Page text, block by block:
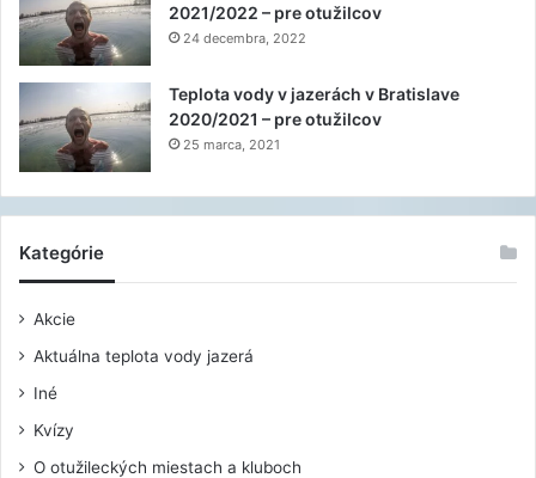
2021/2022 – pre otužilcov
24 decembra, 2022
Teplota vody v jazerách v Bratislave
2020/2021 – pre otužilcov
25 marca, 2021
Kategórie
Akcie
Aktuálna teplota vody jazerá
Iné
Kvízy
O otužileckých miestach a kluboch